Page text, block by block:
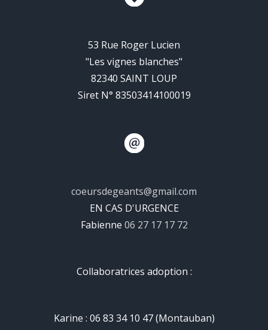
53 Rue Roger Lucien
"Les vignes blanches"
82340 SAINT LOUP
Siret N° 83503414100019
coeursdegeants@gmail.com
EN CAS D'URGENCE
Fabienne 06 27 17 17 72
Collaboratrices adoption :
Karine : 06 83 34 10 47 (Montauban)